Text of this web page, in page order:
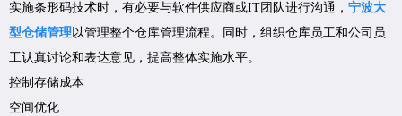
实施条形码技术时，有必要与软件供应商或IT团队进行沟通， 宁波大
型仓储管理以管理整个仓库管理流程。同时，组织仓库员工和公司员
工认真讨论和表达意见，提高整体实施水平。
控制存储成本
空间优化